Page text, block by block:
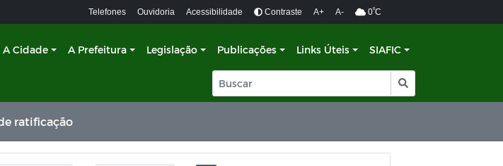
Telefones Ouvidoria Acessibilidade Contraste A+ A- 0ºC
A Cidade A Prefeitura Legislação Publicações Links Úteis SIAFIC
ratificação